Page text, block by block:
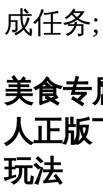
成任务;
美食专
人正版
玩法